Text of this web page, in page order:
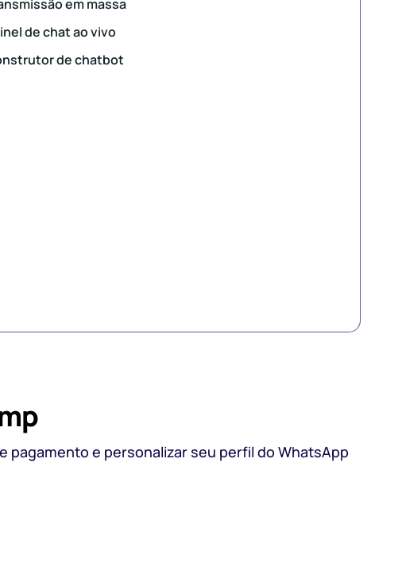
em massa
de chat ao vivo
de chatbot
pagamento e personalizar seu perfil do WhatsApp